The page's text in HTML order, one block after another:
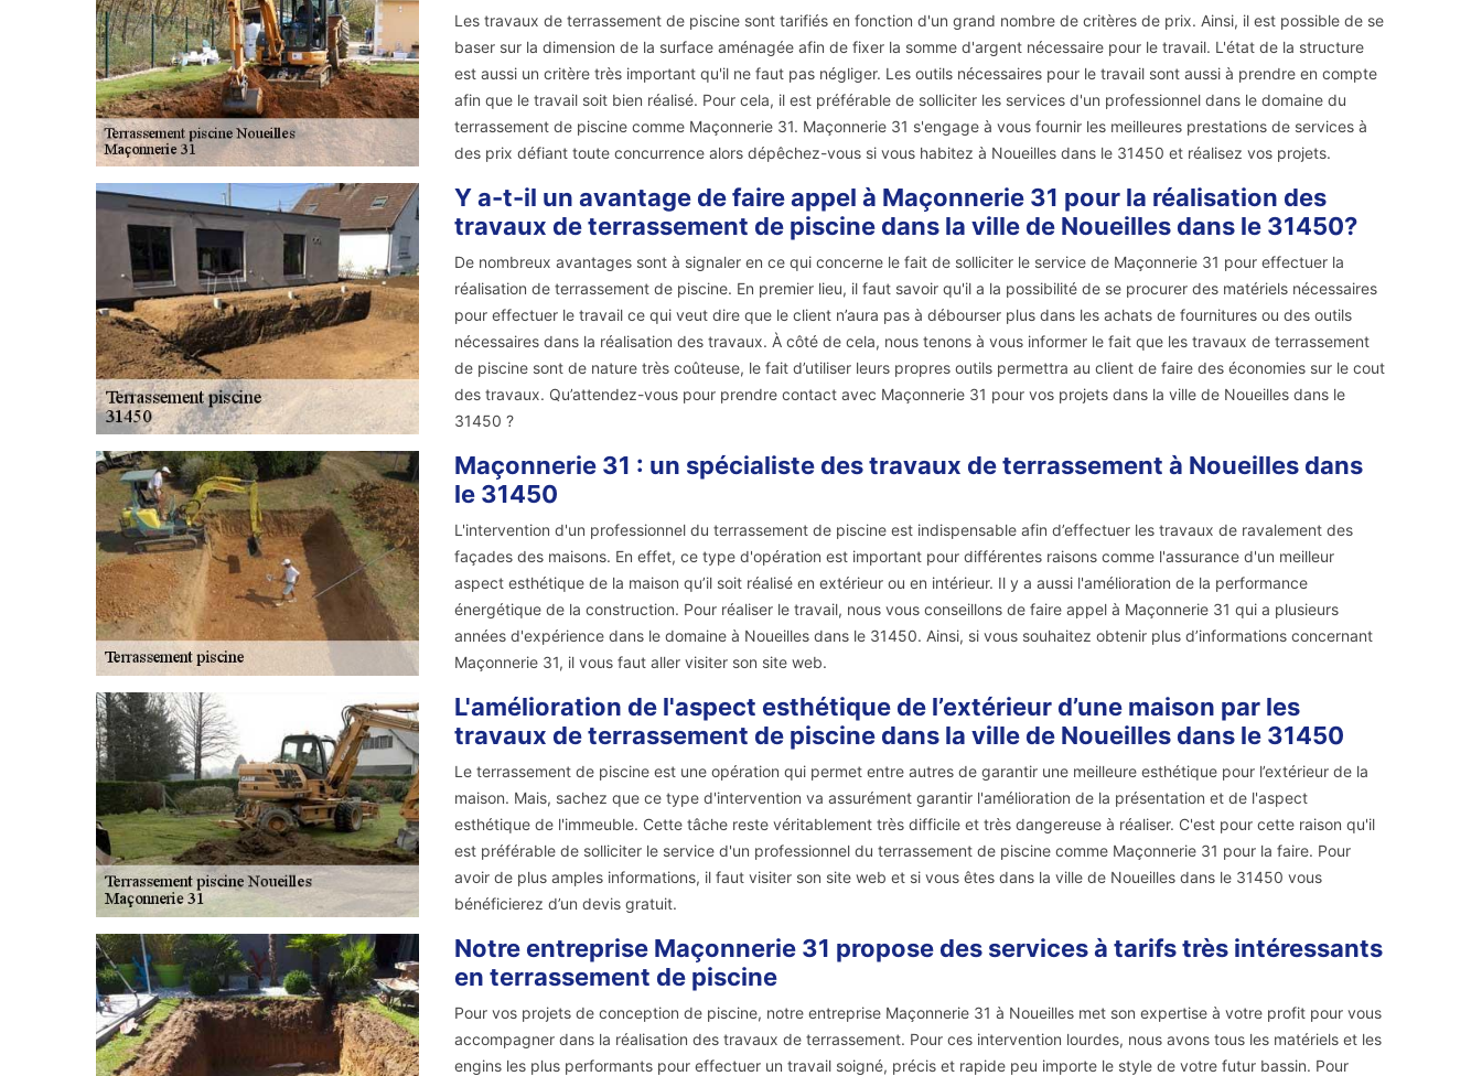
Les travaux de terrassement de piscine sont tarifiés en fonction d'un grand nombre de critères de prix. Ainsi, il est possible de se
baser sur la dimension de la surface aménagée afin de fixer la somme d'argent nécessaire pour le travail. L'état de la structure
est aussi un critère très important qu'il ne faut pas négliger. Les outils nécessaires pour le travail sont aussi à prendre en compte
afin que le travail soit bien réalisé. Pour cela, il est préférable de solliciter les services d'un professionnel dans le domaine du
terrassement de piscine comme Maçonnerie 31. Maçonnerie 31 s'engage à vous fournir les meilleures prestations de services à
des prix défiant toute concurrence alors dépêchez-vous si vous habitez à Noueilles dans le 31450 et réalisez vos projets.
Y a-t-il un avantage de faire appel à Maçonnerie 31 pour la réalisation des
travaux de terrassement de piscine dans la ville de Noueilles dans le 31450?
De nombreux avantages sont à signaler en ce qui concerne le fait de solliciter le service de Maçonnerie 31 pour effectuer la
réalisation de terrassement de piscine. En premier lieu, il faut savoir qu'il a la possibilité de se procurer des matériels nécessaires
pour effectuer le travail ce qui veut dire que le client n’aura pas à débourser plus dans les achats de fournitures ou des outils
nécessaires dans la réalisation des travaux. À côté de cela, nous tenons à vous informer le fait que les travaux de terrassement
de piscine sont de nature très coûteuse, le fait d’utiliser leurs propres outils permettra au client de faire des économies sur le cout
des travaux. Qu’attendez-vous pour prendre contact avec Maçonnerie 31 pour vos projets dans la ville de Noueilles dans le
31450 ?
Maçonnerie 31 : un spécialiste des travaux de terrassement à Noueilles dans
le 31450
L'intervention d'un professionnel du terrassement de piscine est indispensable afin d’effectuer les travaux de ravalement des
façades des maisons. En effet, ce type d'opération est important pour différentes raisons comme l'assurance d'un meilleur
aspect esthétique de la maison qu’il soit réalisé en extérieur ou en intérieur. Il y a aussi l'amélioration de la performance
énergétique de la construction. Pour réaliser le travail, nous vous conseillons de faire appel à Maçonnerie 31 qui a plusieurs
années d'expérience dans le domaine à Noueilles dans le 31450. Ainsi, si vous souhaitez obtenir plus d’informations concernant
Maçonnerie 31, il vous faut aller visiter son site web.
L'amélioration de l'aspect esthétique de l’extérieur d’une maison par les
travaux de terrassement de piscine dans la ville de Noueilles dans le 31450
Le terrassement de piscine est une opération qui permet entre autres de garantir une meilleure esthétique pour l’extérieur de la
maison. Mais, sachez que ce type d'intervention va assurément garantir l'amélioration de la présentation et de l'aspect
esthétique de l'immeuble. Cette tâche reste véritablement très difficile et très dangereuse à réaliser. C'est pour cette raison qu'il
est préférable de solliciter le service d'un professionnel du terrassement de piscine comme Maçonnerie 31 pour la faire. Pour
avoir de plus amples informations, il faut visiter son site web et si vous êtes dans la ville de Noueilles dans le 31450 vous
bénéficierez d’un devis gratuit.
Notre entreprise Maçonnerie 31 propose des services à tarifs très intéressants
en terrassement de piscine
Pour vos projets de conception de piscine, notre entreprise Maçonnerie 31 à Noueilles met son expertise à votre profit pour vous
accompagner dans la réalisation des travaux de terrassement. Pour ces intervention lourdes, nous avons tous les matériels et les
engins les plus performants pour effectuer un travail soigné, précis et rapide peu importe le style de votre futur bassin. Pour